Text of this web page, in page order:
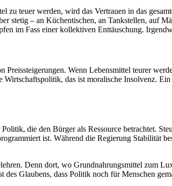
teuer werden, wird das Vertrauen in das
stetig – an Küchentischen, an Tankstellen, auf
im Fass einer kollektiven Enttäuschung.
Wenn Lebensmittel teurer
das ist moralische Insolvenz.
die den Bürger als Ressource betrachtet.
ist. Während die Regierung Stabilität
Denn dort, wo Grundnahrungsmittel zum
Glaubens, dass Politik noch für Menschen